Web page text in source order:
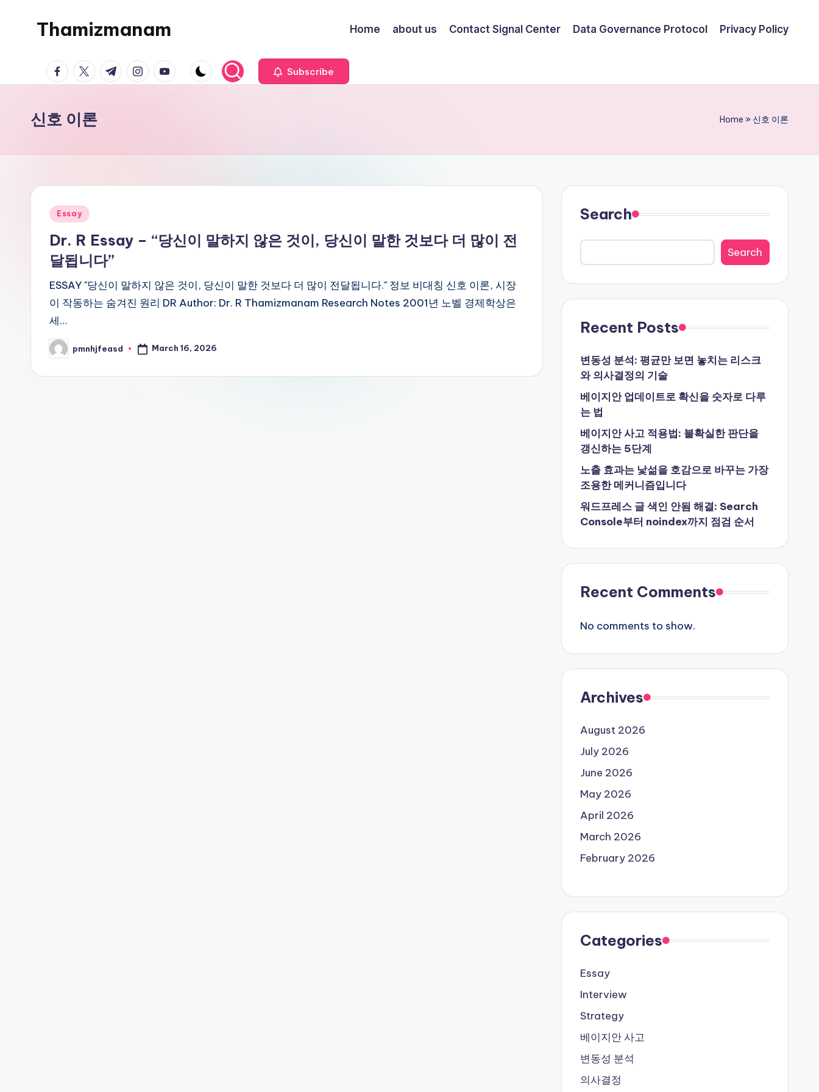
Thamizmanam Home about us Contact Signal Center Data Governance Protocol Privacy Policy
facebook.com
twitter.com
t.me instagram.com
youtube.com Subscribe
신호 이론 Home » 신호 이론
Posted
Essay
Dr. R Essay – “당신이 말하지 않은 것이, 당신이 말한 것보다 더 많이 전
달됩니다”
ESSAY "당신이 말하지 않은 것이, 당신이 말한 것보다 더 많이 전달됩니다." 정보 비대칭 신호 이론, 시장
이 작동하는 숨겨진 원리 DR Author: Dr. R Thamizmanam Research Notes 2001년 노벨 경제학상은
세…
Posted
by
pmnhjfeasd March 16, 2026
Search
Search
Recent Posts
변동성 분석: 평균만 보면 놓치는 리스크
와 의사결정의 기술
베이지안 업데이트로 확신을 숫자로 다루
는 법
베이지안 사고 적용법: 불확실한 판단을
갱신하는 5단계
노출 효과는 낯섦을 호감으로 바꾸는 가장
조용한 메커니즘입니다
워드프레스 글 색인 안됨 해결: Search
Console부터 noindex까지 점검 순서
Recent Comments
No comments to show.
Archives
August 2026
July 2026
June 2026
May 2026
April 2026
March 2026
February 2026
Categories
Essay
Interview
Strategy
베이지안 사고
변동성 분석
의사결정